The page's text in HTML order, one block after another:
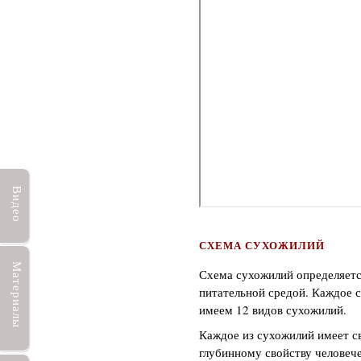
СХЕМА СУХОЖИЛИЙ
Схема сухожилий
питательной средой. Каждое
имеем 12 видов сухожилий.
Каждое из сухожилий имеет
глубинному свойству
Видео
Материалы